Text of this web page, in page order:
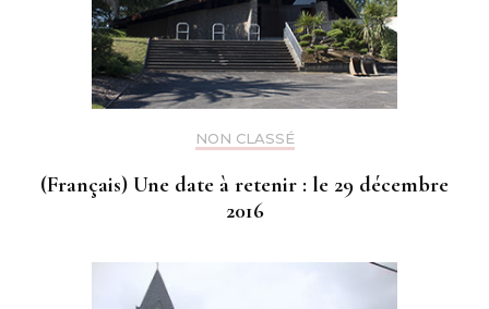
NON CLASSÉ
(Français) Une date à retenir : le 29 décembre
2016